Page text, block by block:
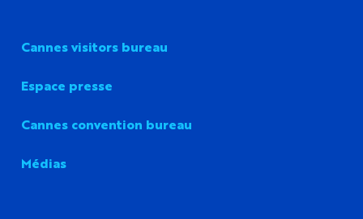
Cannes visitors bureau
Espace presse
Cannes convention bureau
Médias